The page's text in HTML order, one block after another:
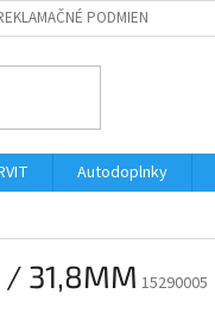
PODMIENKY
Autodoplnky
/ 31,8MM 15290005